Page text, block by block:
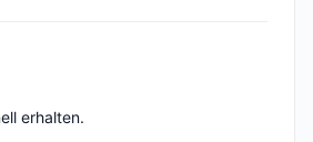
5
erhalten.